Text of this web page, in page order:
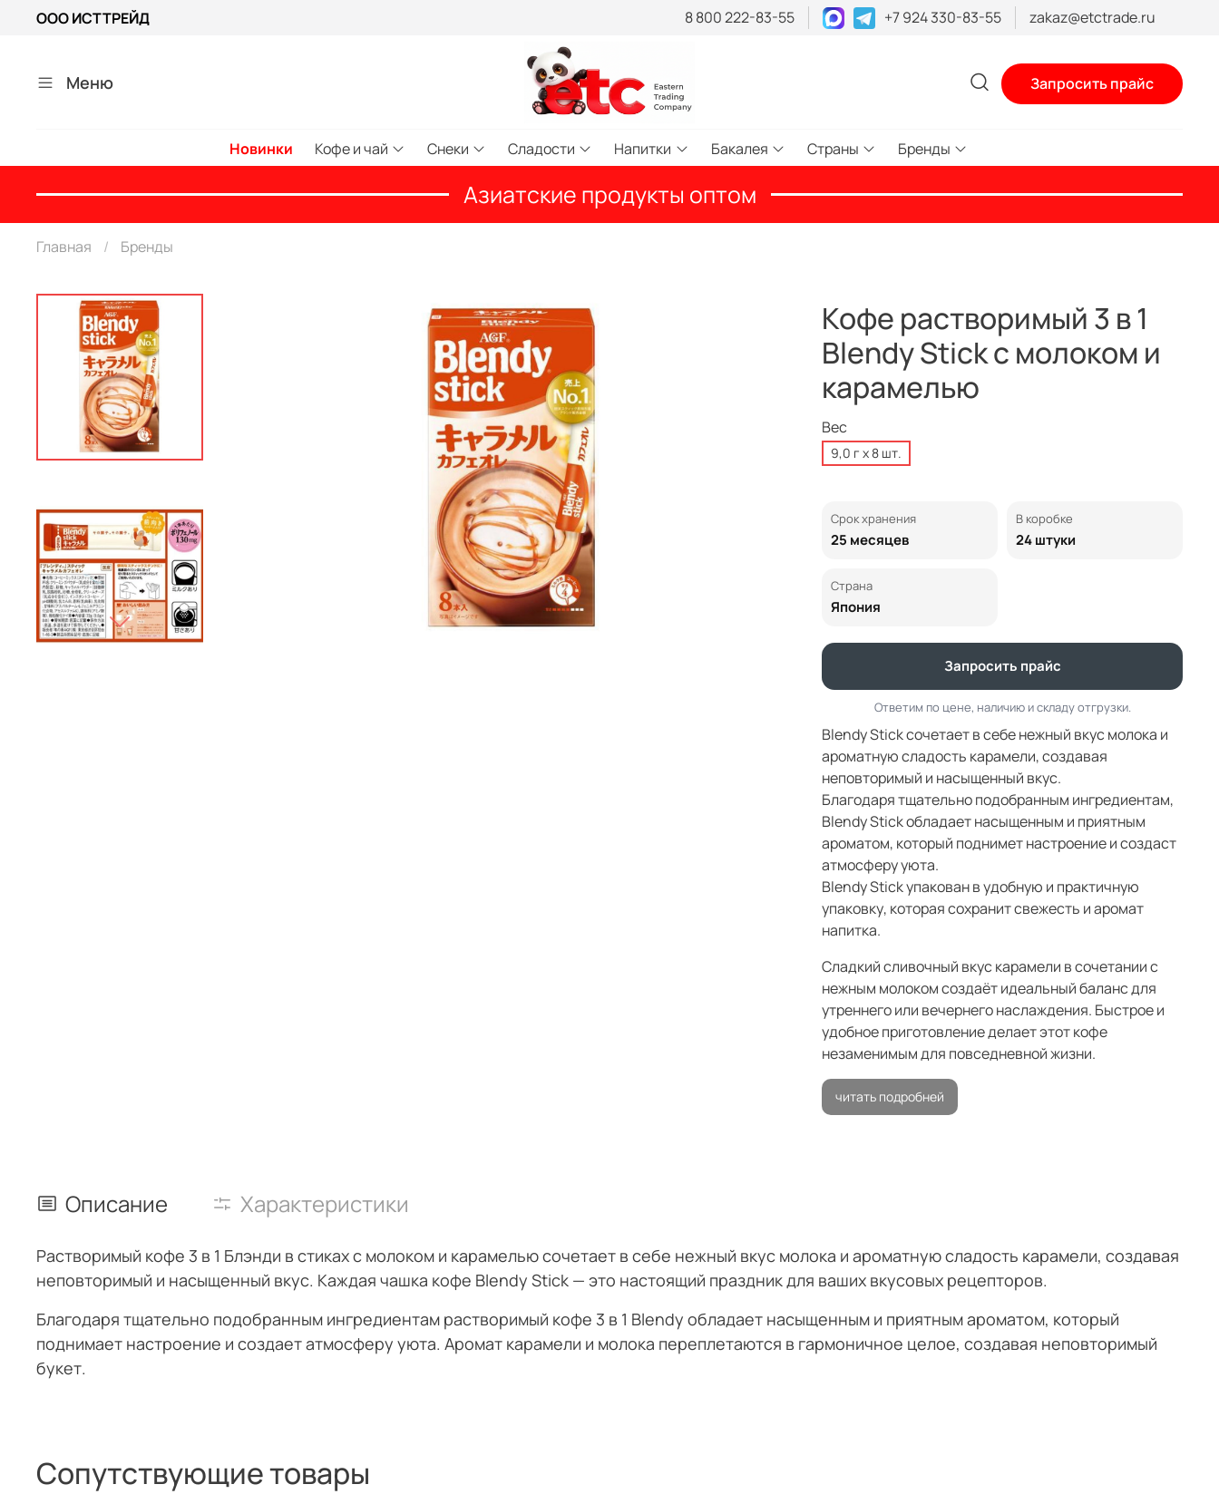
ООО ИСТТРЕЙД 8 800 222-83-55 +7 924 330-83-55 zakaz@etctrade.ru
Меню Запросить прайс
Новинки Кофе и чай Снеки Сладости Напитки Бакалея Страны Бренды
Азиатские продукты оптом
Главная Бренды
Кофе растворимый 3 в 1
Blendy Stick с молоком и
карамелью
Вес
9,0 г х 8 шт.
Срок хранения
25 месяцев
В коробке
24 штуки
Страна
Япония
Запросить прайс
Ответим по цене, наличию и складу отгрузки.
Blendy Stick сочетает в себе нежный вкус молока и
ароматную сладость карамели, создавая
неповторимый и насыщенный вкус.
Благодаря тщательно подобранным ингредиентам,
Blendy Stick обладает насыщенным и приятным
ароматом, который поднимет настроение и создаст
атмосферу уюта.
Blendy Stick упакован в удобную и практичную
упаковку, которая сохранит свежесть и аромат
напитка.
Сладкий сливочный вкус карамели в сочетании с
нежным молоком создаёт идеальный баланс для
утреннего или вечернего наслаждения. Быстрое и
удобное приготовление делает этот кофе
незаменимым для повседневной жизни.
читать подробней
Описание Характеристики
Растворимый кофе 3 в 1 Блэнди в стиках с молоком и карамелью сочетает в себе нежный вкус молока и ароматную сладость карамели, создавая
неповторимый и насыщенный вкус. Каждая чашка кофе Blendy Stick — это настоящий праздник для ваших вкусовых рецепторов.
Благодаря тщательно подобранным ингредиентам растворимый кофе 3 в 1 Blendy обладает насыщенным и приятным ароматом, который
поднимает настроение и создает атмосферу уюта. Аромат карамели и молока переплетаются в гармоничное целое, создавая неповторимый
букет.
Сопутствующие товары